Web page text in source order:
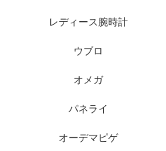
レディース腕時計
ウブロ
オメガ
パネライ
オーデマピゲ